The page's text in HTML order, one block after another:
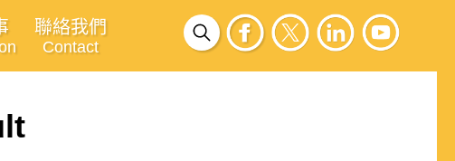
聯絡我們
Contact